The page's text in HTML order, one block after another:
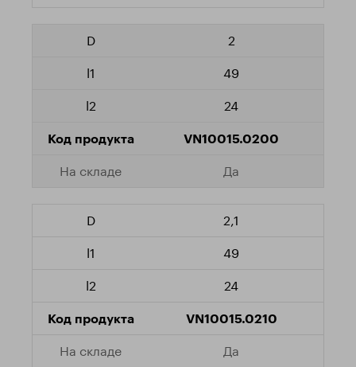
2
49
24
VN10015.0200
Да
2,1
49
24
VN10015.0210
Да